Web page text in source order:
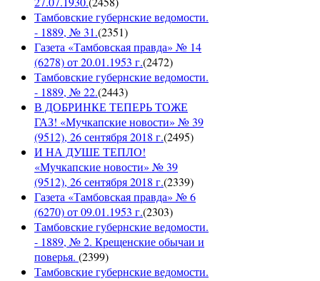
Тамбовские губернские ведомости.
- 1889, № 31.(2351)
Газета «Тамбовская правда» № 14
(6278) от 20.01.1953 г.(2472)
Тамбовские губернские ведомости.
- 1889, № 22.(2443)
В ДОБРИНКЕ ТЕПЕРЬ ТОЖЕ
ГАЗ! «Мучкапские новости» № 39
(9512), 26 сентября 2018 г.(2495)
И НА ДУШЕ ТЕПЛО!
«Мучкапские новости» № 39
(9512), 26 сентября 2018 г.(2339)
Газета «Тамбовская правда» № 6
(6270) от 09.01.1953 г.(2303)
Тамбовские губернские ведомости.
- 1889, № 2. Крещенские обычаи и
поверья. (2399)
Тамбовские губернские ведомости.